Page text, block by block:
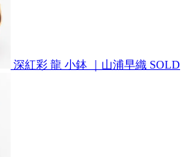
深紅彩 龍 小鉢 ｜山浦早織 SOLD